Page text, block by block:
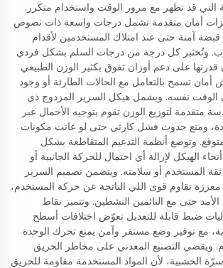
التي قد تظهر مع مرور الوقت واستخدام متكرر.
أمان متقدمة تشمل درجات واسعة ذات نصوص
قبضة آمنة حتى عند امتلاك المستخدمين لأقدام
وتُختبر كل درجة من درجات السلم بشكل فردي
قدرتها على دعم أوزان تفوق بكثير الوزن الطبيعي
تسمح بالتعامل مع الحالات الطارئة أو وجود
نفسه. ويشمل هيكل السرير المزدوج ذي
متقدمة لتوزيع الوزن تقوم بتوجيه الأحمال عبر
ومنع حدوث فشل كارثي حتى لو عانت مكونات
وتوضع أنظمة التدعيم المتقاطعة بشكل
الهيكل لإزالة أي احتمال للحركة الجانبية أو
ثقة المستخدم أو سلامته. ويتضمن تصميم السرير
تقاوم قوى اللي الناتجة عن حركة المستخدم،
حتى مع النائمين النشطين. وتتميز نقاط
ضبط قابلة للتعديل تعوّض اختلافات أسطح
مع توفير وضع مستقر وآمن يمنع تحرك الوحدة
ويقضي التصنيع المعدني على مخاطر الحريق
الخشبية، لأن المواد المستخدمة مقاومة للحريق